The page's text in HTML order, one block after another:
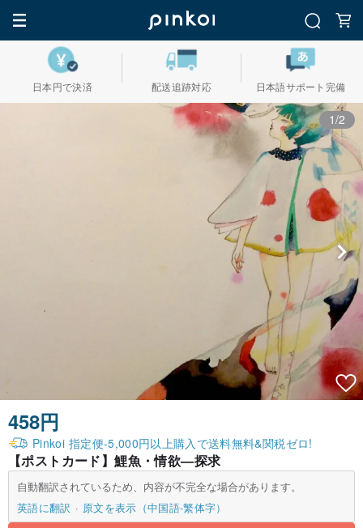
日本円で決済 配送追跡対応 日本語サポート完備
1/2
458円
Pinkoi 指定便-5,000円以上購入で送料無料&関税ゼロ!
【ポストカード】鯉魚・情欲—探求
自動翻訳されているため、内容が不完全な場合があります。
英語に翻訳
原文を表示（中国語-繁体字）